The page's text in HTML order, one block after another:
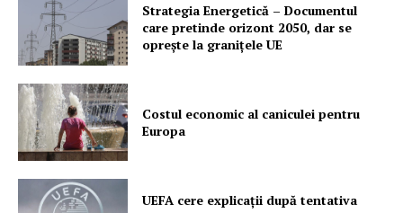
Strategia Energetică – Documentul
care pretinde orizont 2050, dar se
oprește la granițele UE
Costul economic al caniculei pentru
Europa
UEFA cere explicații după tentativa